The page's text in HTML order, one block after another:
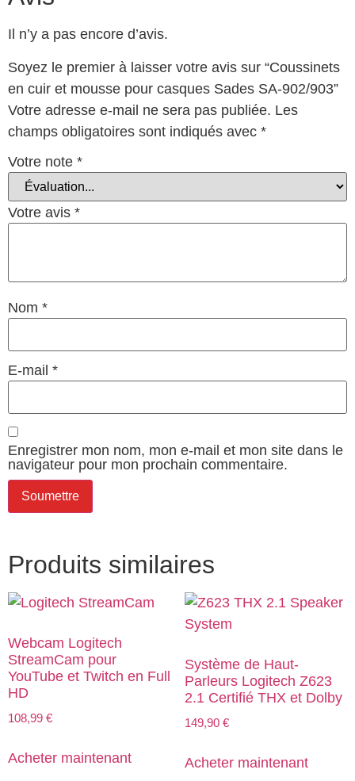
Il n’y a pas encore d’avis.
Soyez le premier à laisser votre avis sur “Coussinets
en cuir et mousse pour casques Sades SA-902/903”
Votre adresse e-mail ne sera pas publiée. Les
champs obligatoires sont indiqués avec *
Votre note *
Votre avis *
Nom *
E-mail *
Enregistrer mon nom, mon e-mail et mon site dans le
navigateur pour mon prochain commentaire.
Produits similaires
Webcam Logitech
StreamCam pour
YouTube et Twitch en Full
HD
108,99 €
Acheter maintenant
Système de Haut-
Parleurs Logitech Z623
2.1 Certifié THX et Dolby
149,90 €
Acheter maintenant